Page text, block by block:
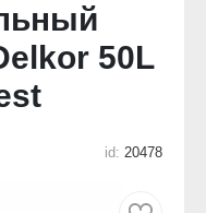
50L
id: 20478